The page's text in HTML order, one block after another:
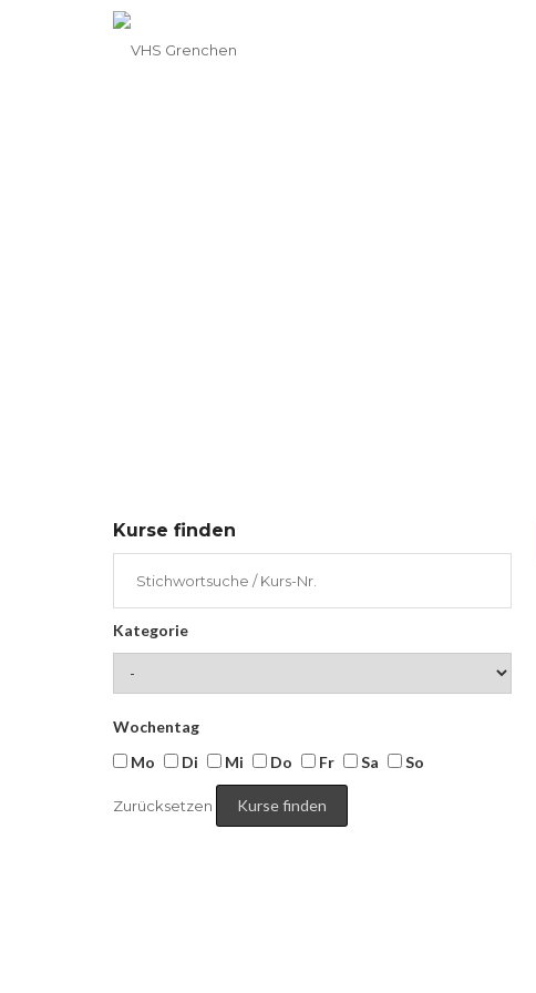
Kurse finden
Kategorie
Wochentag
Mo
Di Mi Do Fr Sa So
Zurücksetzen